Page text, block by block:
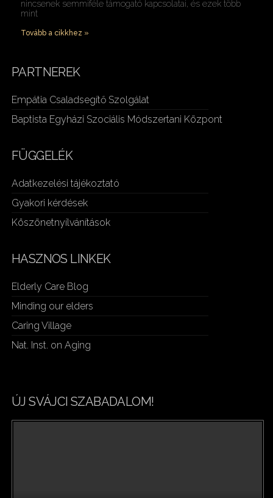
nincsenek semmiféle támogató kapcsolatai, és ezek több
mint
Tovább a cikkhez »
PARTNEREK
Empátia Csaladsegítő Szolgálat
Baptista Egyházi Szociális Módszertani Központ
FÜGGELÉK
Adatkezelési tájékoztató
Gyakori kérdések
Köszönetnyílvánítások
HASZNOS LINKEK
Elderly Care Blog
Minding our elders
Caring Village
Nat. Inst. on Aging
ÚJ SVÁJCI SZABADALOM!